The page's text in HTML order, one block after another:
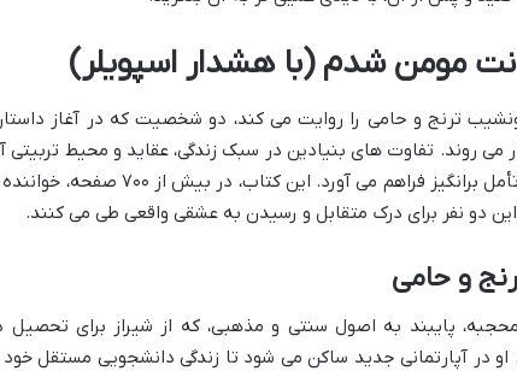
مومن شدم (با هشدار اسپویلر)
ترنج و حامی را روایت می کند، دو شخصیت که در آغاز
می روند. تفاوت های بنیادین در سبک زندگی، عقاید و محیط تربیتی
ها، بستری برای شکل گیری داستانی پرکشش و تأمل برانگیز فراهم می آورد. این کتاب، در بیش از ۷۰۰
دو نفر برای درک متقابل و رسیدن به عشقی واقعی طی می کنند.
و حامی
پایبند به اصول سنتی و مذهبی، که از شیراز برای تحصیل
در آپارتمانی جدید ساکن می شود تا زندگی دانشجویی مستقل خود